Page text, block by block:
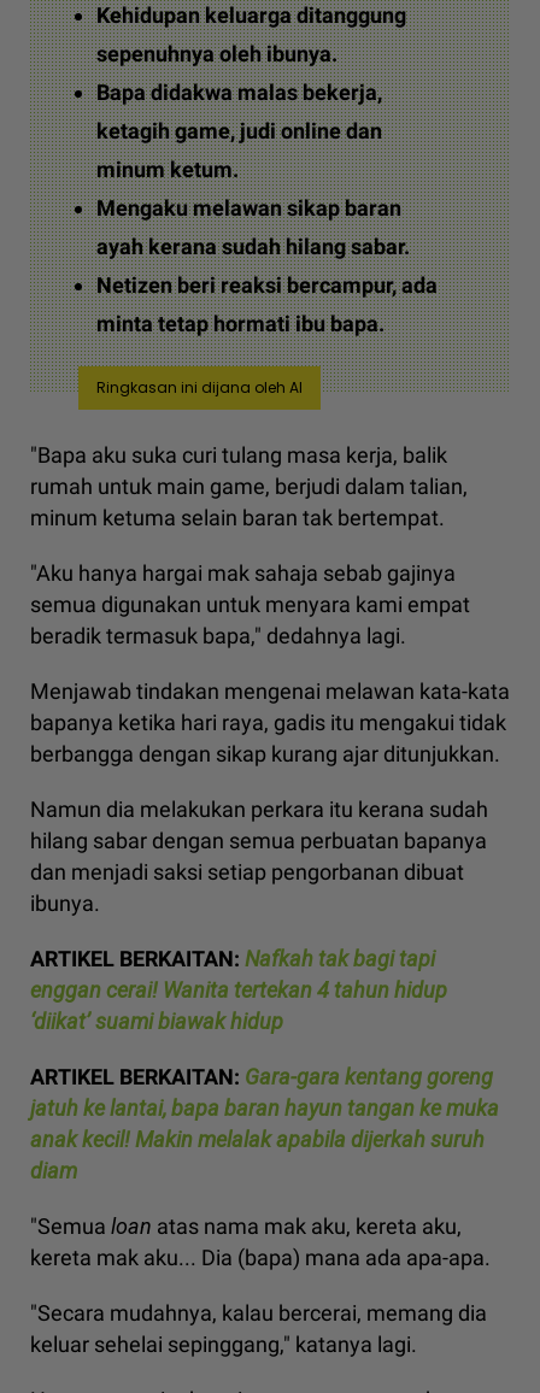
Kehidupan keluarga ditanggung
sepenuhnya oleh ibunya.
Bapa didakwa malas bekerja,
ketagih game, judi online dan
minum ketum.
Mengaku melawan sikap baran
ayah kerana sudah hilang sabar.
Netizen beri reaksi bercampur, ada
minta tetap hormati ibu bapa.
Ringkasan ini dijana oleh AI
"Bapa aku suka curi tulang masa kerja, balik
rumah untuk main game, berjudi dalam talian,
minum ketuma selain baran tak bertempat.
"Aku hanya hargai mak sahaja sebab gajinya
semua digunakan untuk menyara kami empat
beradik termasuk bapa," dedahnya lagi.
Menjawab tindakan mengenai melawan kata-kata
bapanya ketika hari raya, gadis itu mengakui tidak
berbangga dengan sikap kurang ajar ditunjukkan.
Namun dia melakukan perkara itu kerana sudah
hilang sabar dengan semua perbuatan bapanya
dan menjadi saksi setiap pengorbanan dibuat
ibunya.
ARTIKEL BERKAITAN: Nafkah tak bagi tapi
enggan cerai! Wanita tertekan 4 tahun hidup
‘diikat’ suami biawak hidup
ARTIKEL BERKAITAN: Gara-gara kentang goreng
jatuh ke lantai, bapa baran hayun tangan ke muka
anak kecil! Makin melalak apabila dijerkah suruh
diam
"Semua loan atas nama mak aku, kereta aku,
kereta mak aku... Dia (bapa) mana ada apa-apa.
"Secara mudahnya, kalau bercerai, memang dia
keluar sehelai sepinggang," katanya lagi.